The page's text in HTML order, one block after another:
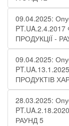
09.04.2025:
ПРОДУКЦІЇ​ -
09.04.2025:
ПРОДУКТІВ
28.03.2025:
РАУНД 5